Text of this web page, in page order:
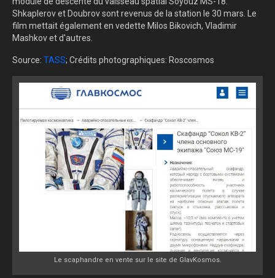
Shkaplerov et Doubrov sont revenus de la station le 30 mars. Le
film mettait également en vedette Milos Bikovich, Vladimir
Mashkov et d'autres.
Source: TASS; Crédits photographiques: Roscosmos
Le scaphandre en vente sur le site de GlavKosmos.